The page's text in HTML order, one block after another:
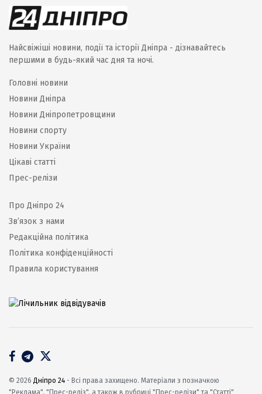
Найсвіжіші новини, події та історії Дніпра - дізнавайтесь
першими в будь-який час дня та ночі.
Головні новини
Новини Дніпра
Новини Дніпропетровщини
Новини спорту
Новини України
Цікаві статті
Прес-релізи
Про Дніпро 24
Зв’язок з нами
Редакційна політика
Політика конфіденційності
Правила користування
© 2026 Дніпро 24 - Всі права захищено. Матеріали з позначкою
"Реклама", "Прес-реліз", а також в рубриці "Прес-релізи" та "Статті"